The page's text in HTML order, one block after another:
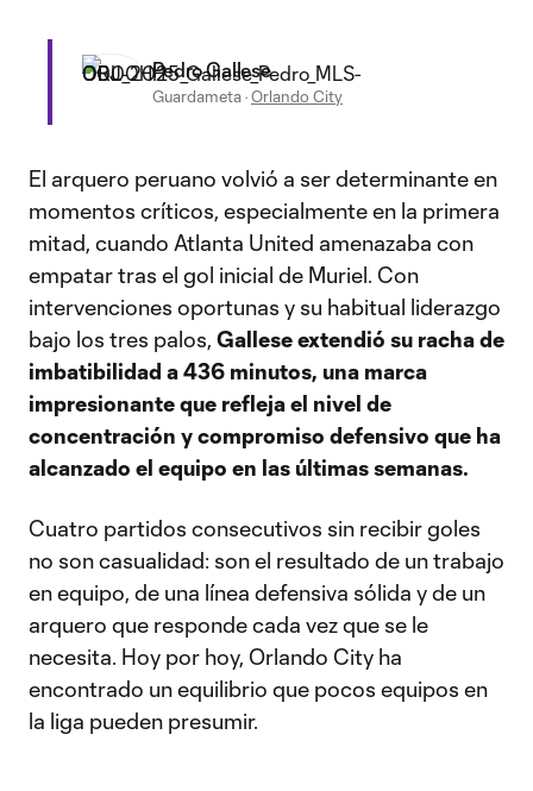
Pedro Gallese
Guardameta·Orlando City
El arquero peruano volvió a ser determinante en
momentos críticos, especialmente en la primera
mitad, cuando Atlanta United amenazaba con
empatar tras el gol inicial de Muriel. Con
intervenciones oportunas y su habitual liderazgo
bajo los tres palos, Gallese extendió su racha de
imbatibilidad a 436 minutos, una marca
impresionante que refleja el nivel de
concentración y compromiso defensivo que ha
alcanzado el equipo en las últimas semanas.
Cuatro partidos consecutivos sin recibir goles
no son casualidad: son el resultado de un trabajo
en equipo, de una línea defensiva sólida y de un
arquero que responde cada vez que se le
necesita. Hoy por hoy, Orlando City ha
encontrado un equilibrio que pocos equipos en
la liga pueden presumir.